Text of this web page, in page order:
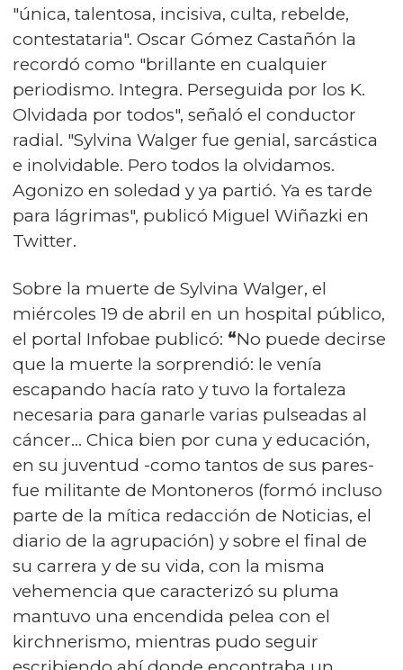
"única, talentosa, incisiva, culta, rebelde,
contestataria". Oscar Gómez Castañón la
recordó como "brillante en cualquier
periodismo. Integra. Perseguida por los K.
Olvidada por todos", señaló el conductor
radial. "Sylvina Walger fue genial, sarcástica
e inolvidable. Pero todos la olvidamos.
Agonizo en soledad y ya partió. Ya es tarde
para lágrimas", publicó Miguel Wiñazki en
Twitter.
Sobre la muerte de Sylvina Walger, el
miércoles 19 de abril en un hospital público,
el portal Infobae publicó: “No puede decirse
que la muerte la sorprendió: le venía
escapando hacía rato y tuvo la fortaleza
necesaria para ganarle varias pulseadas al
cáncer… Chica bien por cuna y educación,
en su juventud -como tantos de sus pares-
fue militante de Montoneros (formó incluso
parte de la mítica redacción de Noticias, el
diario de la agrupación) y sobre el final de
su carrera y de su vida, con la misma
vehemencia que caracterizó su pluma
mantuvo una encendida pelea con el
kirchnerismo, mientras pudo seguir